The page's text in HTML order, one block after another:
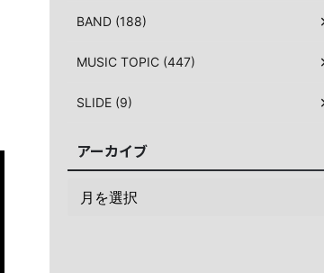
BAND (188)
MUSIC TOPIC (447)
SLIDE (9)
アーカイブ